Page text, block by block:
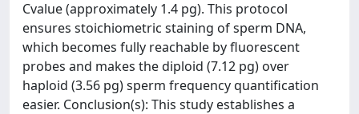
Cvalue (approximately 1.4 pg). This protocol
ensures stoichiometric staining of sperm DNA,
which becomes fully reachable by fluorescent
probes and makes the diploid (7.12 pg) over
haploid (3.56 pg) sperm frequency quantification
easier. Conclusion(s): This study establishes a